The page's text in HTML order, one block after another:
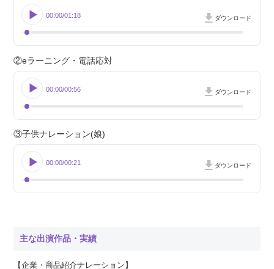
00:00 01:18 ダウンロード
②eラーニング・電話応対
00:00 00:56 ダウンロード
③子供ナレーション(娘)
00:00 00:21 ダウンロード
主な出演作品・実績
【企業・商品紹介ナレーション】